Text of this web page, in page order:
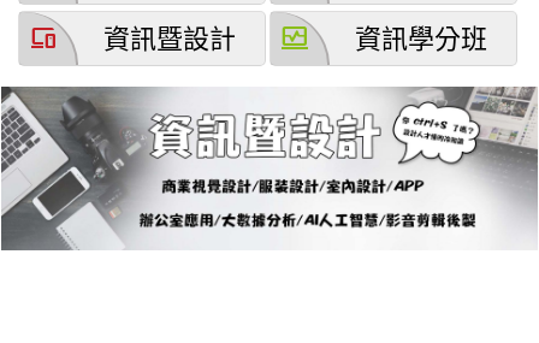
devices 資訊暨設計 browse_activity 資訊學分班